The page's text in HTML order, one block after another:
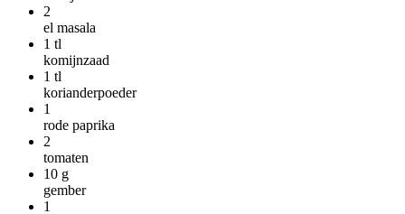
2
el masala
1 tl
komijnzaad
1 tl
korianderpoeder
1
rode paprika
2
tomaten
10 g
gember
1